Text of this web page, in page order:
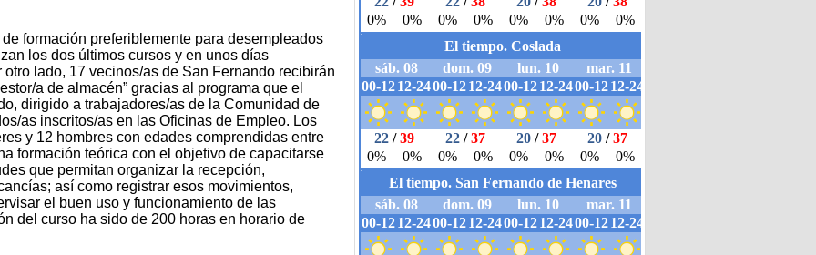
formación preferiblemente para desempleados
los dos últimos cursos y en unos días
lado, 17 vecinos/as de San Fernando recibirán
a de almacén” gracias al programa que el
dirigido a trabajadores/as de la Comunidad de
as inscritos/as en las Oficinas de Empleo. Los
y 12 hombres con edades comprendidas entre
formación teórica con el objetivo de capacitarse
que permitan organizar la recepción,
así como registrar esos movimientos,
el buen uso y funcionamiento de las
del curso ha sido de 200 horas en horario de